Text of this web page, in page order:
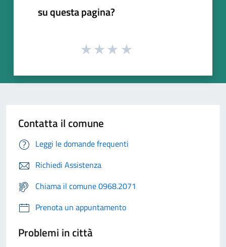
su questa pagina?
Contatta il comune
Leggi le domande frequenti
Richiedi Assistenza
Chiama il comune 0968.2071
Prenota un appuntamento
Problemi in città